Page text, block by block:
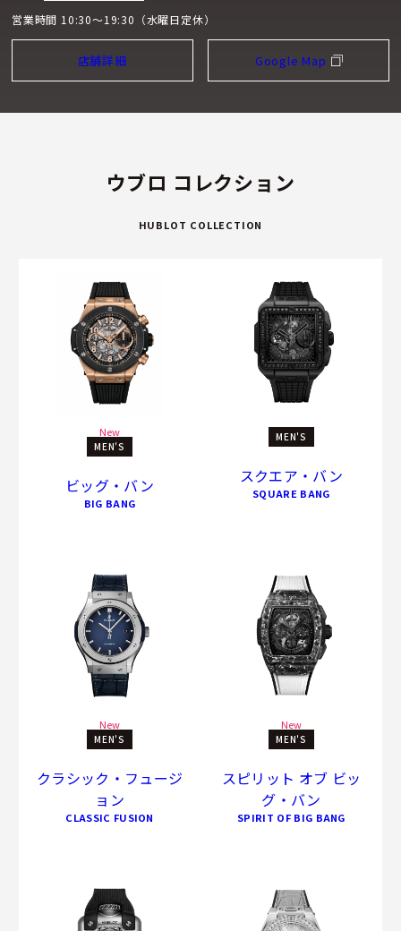
営業時間 10:30～19:30（水曜日定休）
店舗詳細 Google Map
ウブロ コレクション
HUBLOT COLLECTION
New
MEN'S
ビッグ・バン
BIG BANG
MEN'S
スクエア・バン
SQUARE BANG
New
MEN'S
クラシック・フュージ
ョン
CLASSIC FUSION
New
MEN'S
スピリット オブ ビッ
グ・バン
SPIRIT OF BIG BANG